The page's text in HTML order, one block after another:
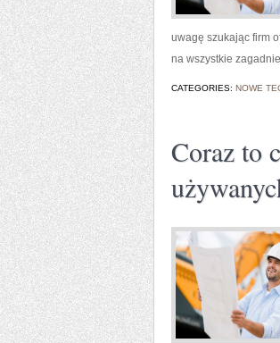
uwagę szukając firm
na wszystkie
CATEGORIES: NOWE
Coraz to